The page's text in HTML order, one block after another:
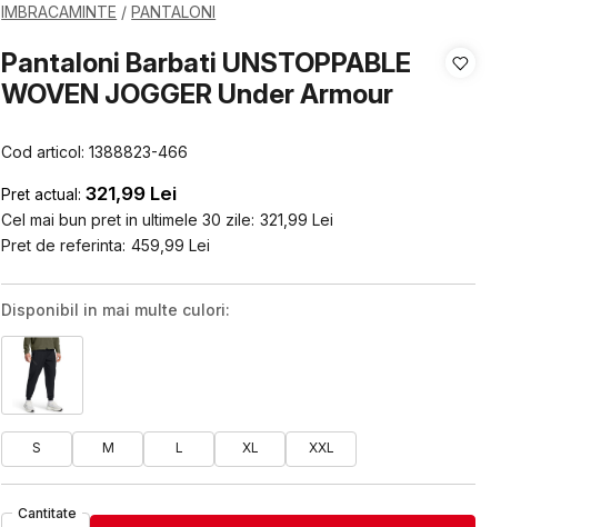
IMBRACAMINTE PANTALONI
Pantaloni Barbati UNSTOPPABLE
WOVEN JOGGER Under Armour
Cod articol:1388823-466
Pret actual: 321,99 Lei
Cel mai bun pret in ultimele 30 zile: 321,99 Lei
Pret de referinta: 459,99 Lei
Disponibil in mai multe culori:
S M L XL XXL
Cantitate